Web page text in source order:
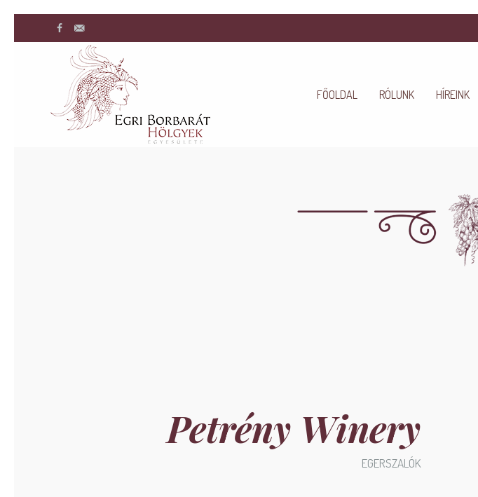
FŐOLDAL RÓLUNK HÍREINK
Petrény Winery
EGERSZALÓK